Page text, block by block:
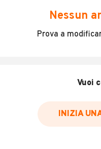
scegliere in modo
Incidenti in cui è
Data e luogo delle
Inserisci il numero di
Nessun
Prova a
Vuoi
INIZIA